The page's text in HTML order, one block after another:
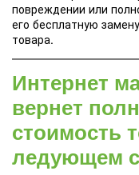
повреждении или
его бесплатную
товара.
Интернет
вернет
стоимость
ледующем